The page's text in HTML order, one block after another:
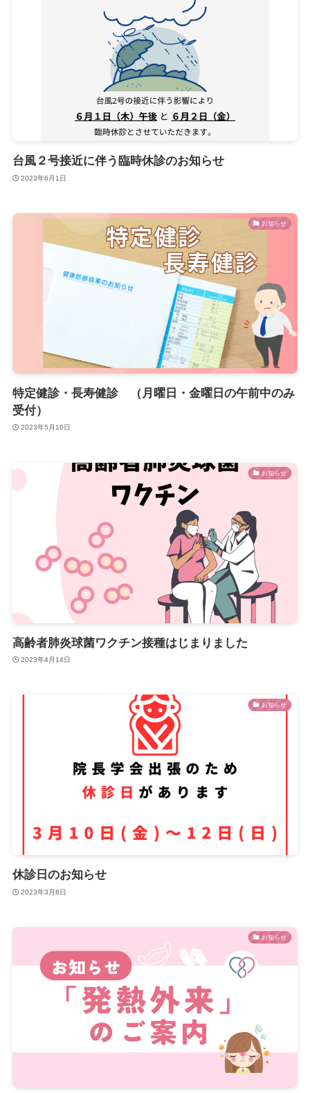
台風２号接近に伴う臨時休診のお知らせ
2023年6月1日
お知らせ
特定健診・長寿健診 （月曜日・金曜日の午前中のみ
受付）
2023年5月10日
お知らせ
高齢者肺炎球菌ワクチン接種はじまりました
2023年4月14日
お知らせ
休診日のお知らせ
2023年3月8日
お知らせ